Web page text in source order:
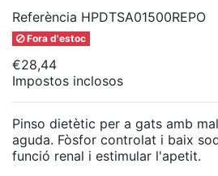
Referència HPDTSA01500REPO
Fora d'estoc
€28,44
Impostos inclosos
Pinso dietètic per a gats amb
aguda. Fòsfor controlat i baix
funció renal i estimular l'apetit.